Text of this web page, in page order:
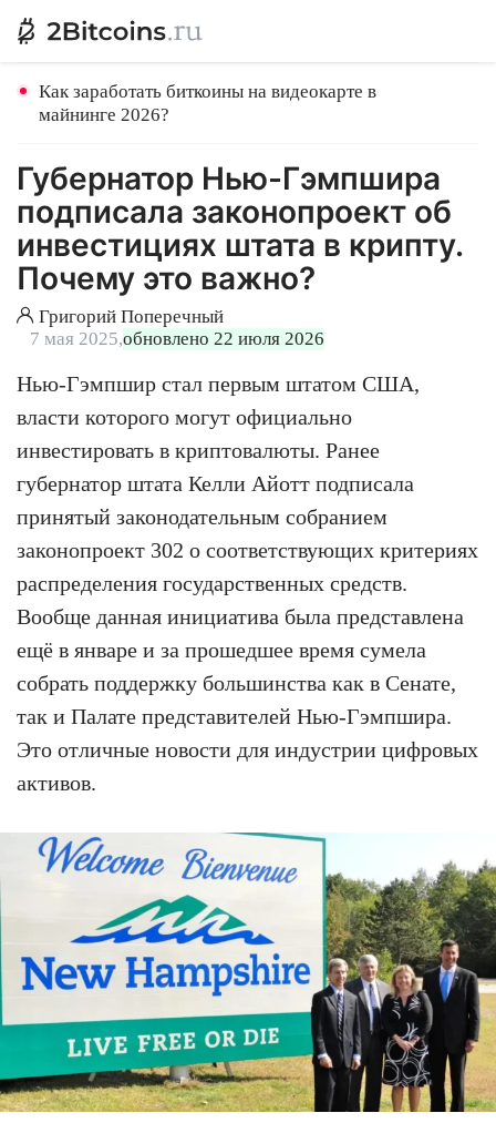
Как заработать биткоины на видеокарте в
майнинге 2026?
Губернатор Нью-Гэмпшира
подписала законопроект об
инвестициях штата в крипту.
Почему это важно?
Григорий Поперечный
7 мая 2025,обновлено 22 июля 2026
Нью-Гэмпшир стал первым штатом США,
власти которого могут официально
инвестировать в криптовалюты. Ранее
губернатор штата Келли Айотт подписала
принятый законодательным собранием
законопроект 302 о соответствующих критериях
распределения государственных средств.
Вообще данная инициатива была представлена
ещё в январе и за прошедшее время сумела
собрать поддержку большинства как в Сенате,
так и Палате представителей Нью-Гэмпшира.
Это отличные новости для индустрии цифровых
активов.